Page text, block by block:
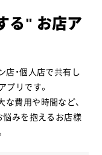
した。
ました。
ービスがスタ
る" お店ア
店・個人店で共有し
プリです。
費用や時間など、
悩みを抱えるお店様